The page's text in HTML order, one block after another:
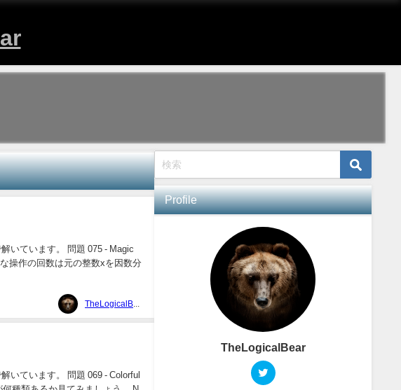
いています。 問題 075 - Magic
操作の回数は元の整数xを因数分
いています。 問題 069 - Colorful
Profile
TheLogicalBear